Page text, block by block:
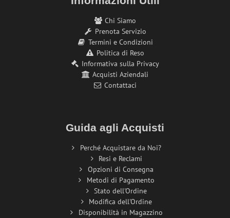
Chi Siamo
Prenota Servizio
Termini e Condizioni
Politica di Reso
Informativa sulla Privacy
Acquisti Aziendali
Contattaci
Guida agli Acquisti
Perché Acquistare da Noi?
Resi e Reclami
Opzioni di Consegna
Metodi di Pagamento
Stato dell'Ordine
Modifica dell'Ordine
Disponibilità in Magazzino